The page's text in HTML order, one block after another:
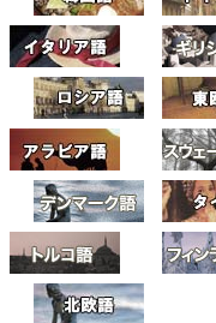
フランス語 イタリア語
オランダ ロシア
ポルトガル語 アラビア語
インドネシア語 デンマ
ノルウェー語 トルコ語
ベトナム語